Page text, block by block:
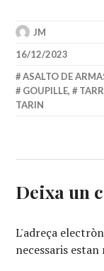
JM
16/12/2023
ASALTO DE
GOUPILLE,
TARIN
Deixa un
L'adreça
necessaris